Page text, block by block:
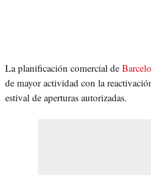
La planificación comercial de
de mayor actividad con la
estival de aperturas autorizadas.